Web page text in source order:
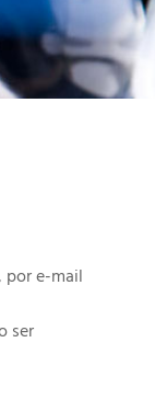
por e-mail
ser